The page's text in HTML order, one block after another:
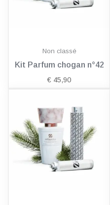
Non classé
Kit Parfum chogan n°42
€ 45,90